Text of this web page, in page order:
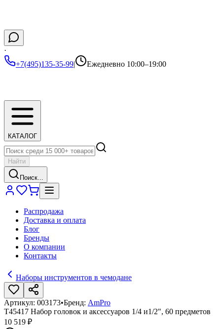
·
+7(495)135-35-99| Ежедневно 10:00–19:00
КАТАЛОГ
Найти
Поиск...
Распродажа
Доставка и оплата
Блог
Бренды
О компании
Контакты
Наборы инструментов в чемодане
Артикул: 003173•Бренд: AmPro
T45417 Набор головок и аксессуаров 1/4 и1/2", 60 предметов
10 519 ₽